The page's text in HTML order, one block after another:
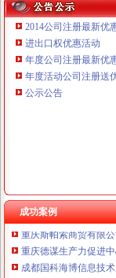
2014公司注册最新优
进出口权优惠活动
年度公司注册最新优
年度活动公司注册送
公示公告
成功案例
重庆三虹房地产营销策
重庆科米克商贸有限
重庆瑾崇进出口贸易有
重庆斯帕索商贸有限公
重庆德谋生产力促进
成都国科海博信息技
重庆三虹房地产营销